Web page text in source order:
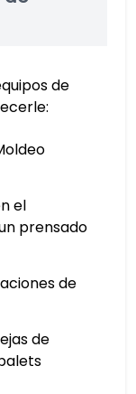
de
el
prensado
de
de